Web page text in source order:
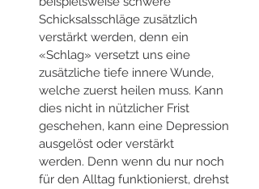
Schicksalsschläge zusätzlich
verstärkt werden, denn ein
«Schlag» versetzt uns eine
zusätzliche tiefe innere Wunde,
welche zuerst heilen muss. Kann
dies nicht in nützlicher Frist
geschehen, kann eine Depression
ausgelöst oder verstärkt
werden. Denn wenn du nur noch
für den Alltag funktionierst, drehst